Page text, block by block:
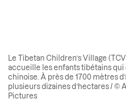
Le Tibetan Children’s Village
accueille les enfants tibétains qui
chinoise. À près de 1700 mètres
plusieurs dizaines d’hectares / ©
Pictures